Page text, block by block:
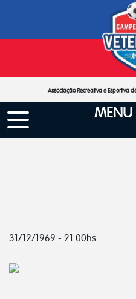
Associação Recreativa e Esportiva
MENU
31/12/1969 - 21:00hs.